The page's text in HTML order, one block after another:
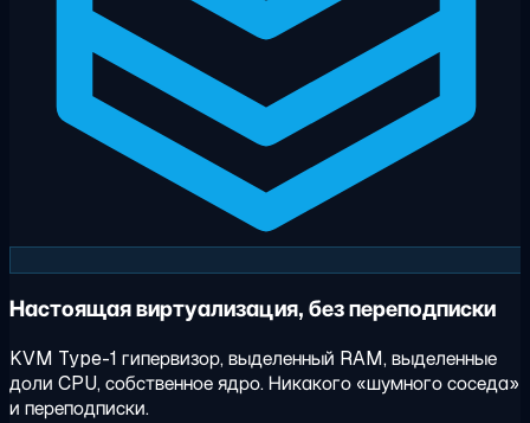
Настоящая виртуализация, без переподписки
KVM Type-1 гипервизор, выделенный RAM, выделенные
доли CPU, собственное ядро. Никакого «шумного соседа»
и переподписки.